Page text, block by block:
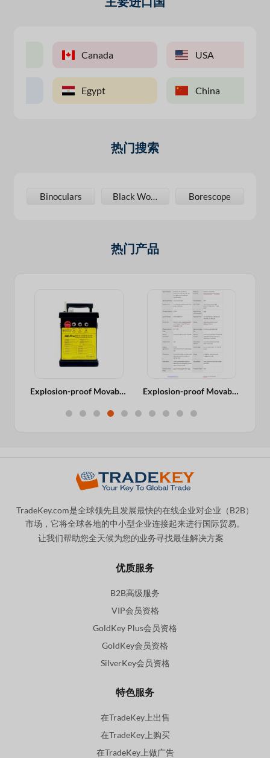
Canada
Egypt
USA
China
热门搜索
Binoculars Black Wood Borescope
热门产品
Explosion-proof Movable Industrial Gas Leak Detector/Analyzer Explosion-proof Movable Industrial Gas Leak Detector/Analyzer 4 In 1
TradeKey.com是全球领先且发展最快的在线企业对企业（B2B）
市场，它将全球各地的中小型企业连接起来进行国际贸易。
让我们帮助您全天候为您的业务寻找最佳解决方案
优质服务
B2B高级服务
VIP会员资格
GoldKey Plus会员资格
GoldKey会员资格
SilverKey会员资格
特色服务
在TradeKey上出售
在TradeKey上购买
在TradeKey上做广告